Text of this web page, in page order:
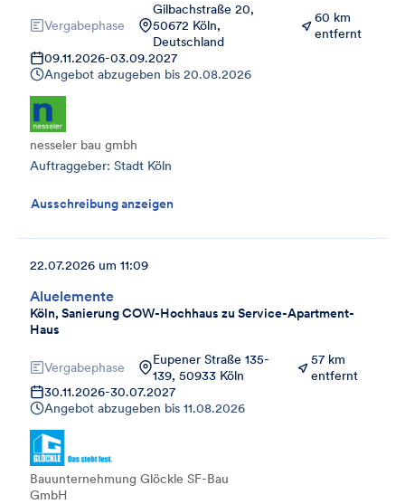
Vergabephase
Gilbachstraße 20,
50672 Köln,
Deutschland
60 km
entfernt
09.11.2026-03.09.2027
Angebot abzugeben bis 20.08.2026
nesseler bau gmbh
Auftraggeber: Stadt Köln
Ausschreibung anzeigen
Aluelemente
Köln, Sanierung COW-Hochhaus zu Service-Apartment-
Haus
22.07.2026 um 11:09
Vergabephase
Eupener Straße 135-
139, 50933 Köln
57 km
entfernt
30.11.2026-30.07.2027
Angebot abzugeben bis 11.08.2026
Bauunternehmung Glöckle SF-Bau
GmbH